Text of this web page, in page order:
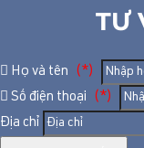
TƯ
Họ và tên
(*)
Số điện thoại
(*)
Địa chỉ